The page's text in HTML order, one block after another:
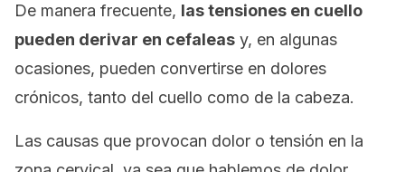
De manera frecuente, las tensiones en cuello
pueden derivar en cefaleas y, en algunas
ocasiones, pueden convertirse en dolores
crónicos, tanto del cuello como de la cabeza.
Las causas que provocan dolor o tensión en la